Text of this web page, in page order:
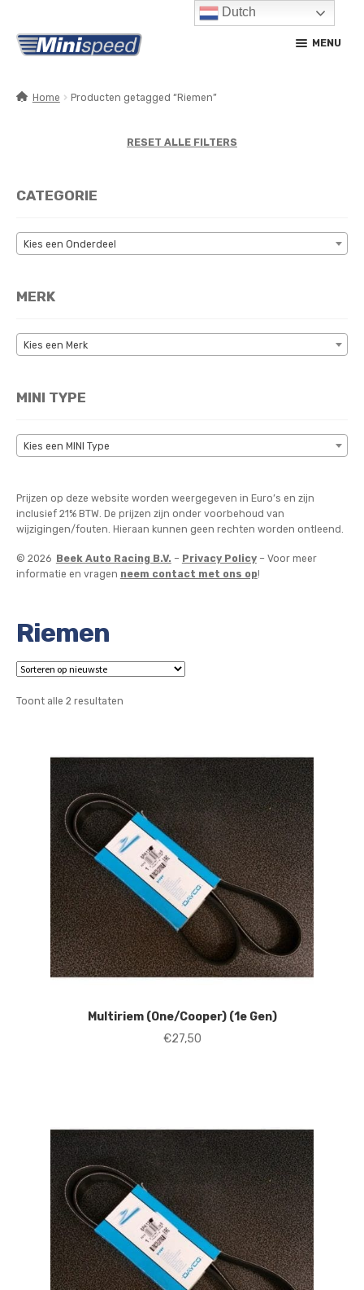
Ga
door
navigatie
Ga
naar
inhoud
MENU
CONTACT
MIJN ACCOUNT
Home Producten getagged “Riemen”
Riemen
Toont alle 2 resultatenGesorteerd
Multiriem (One/Cooper) (1e Gen)
€27,50
RESET ALLE FILTERS
CATEGORIE
Kies een Onderdeel
MERK
Kies een Merk
MINI TYPE
Kies een MINI Type
Prijzen op deze website worden weergegeven in Euro’s en zijn
inclusief 21% BTW. De prijzen zijn onder voorbehoud van
wijzigingen/fouten. Hieraan kunnen geen rechten worden ontleend.
© 2026 Beek Auto Racing B.V. – Privacy Policy– Voor meer
informatie en vragen neem contact met ons op!
Dutch